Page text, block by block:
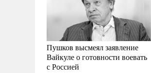
Пушков высмеял заявление
Вайкуле о готовности воевать
с Россией